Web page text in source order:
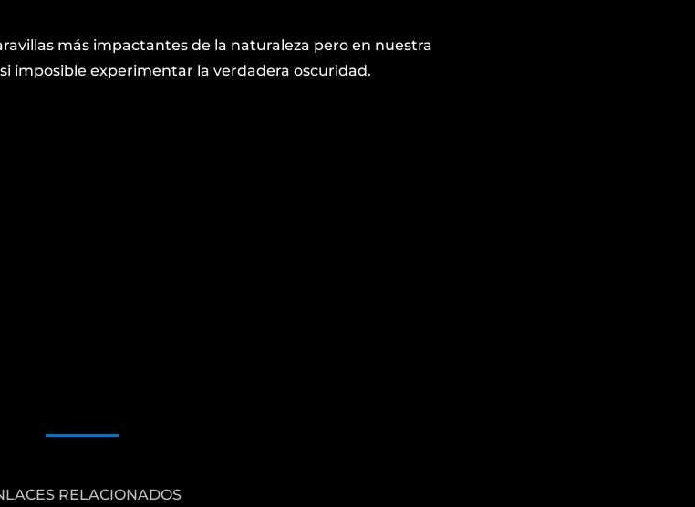
más impactantes de la naturaleza pero en nuestra
imposible experimentar la verdadera oscuridad.
RELACIONADOS